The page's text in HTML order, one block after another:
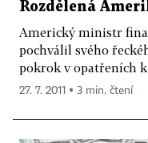
Rozdělená
Americký ministr
pochválil svého
pokrok v opatřeních
27. 7. 2011 ▪ 3 min. čtení